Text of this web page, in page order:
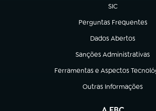
SIC
(abre em nova
Perguntas Frequentes
(abre em nova aba)
Dados Abertos
(abre em nova aba)
Sanções Administrativas
(abre em nova aba)
Ferramentas e Aspectos
(abre em nova aba)
Outras Informações
(abre em nova aba)